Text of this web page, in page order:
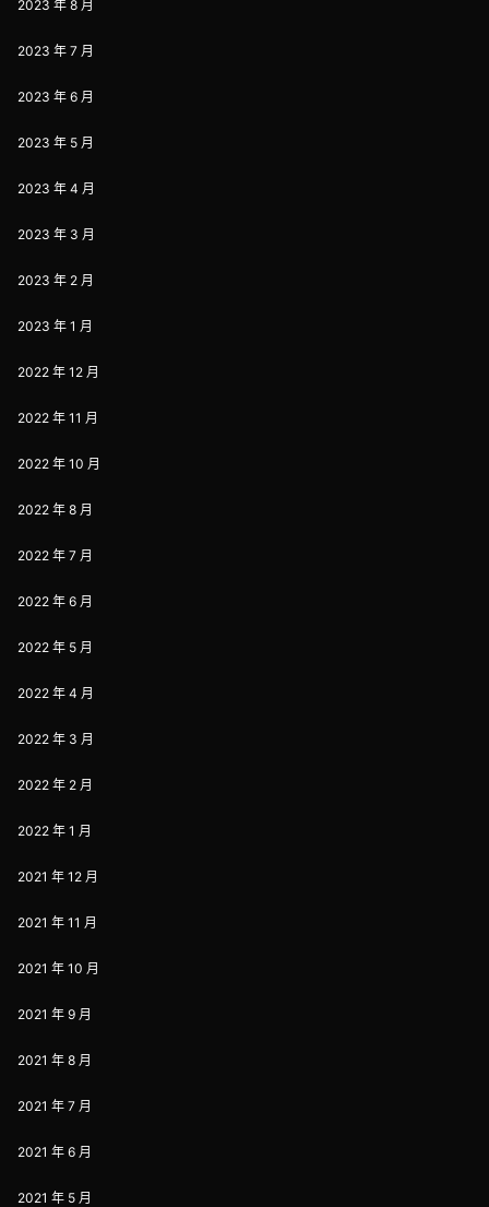
2023 年 8 月
2023 年 7 月
2023 年 6 月
2023 年 5 月
2023 年 4 月
2023 年 3 月
2023 年 2 月
2023 年 1 月
2022 年 12 月
2022 年 11 月
2022 年 10 月
2022 年 8 月
2022 年 7 月
2022 年 6 月
2022 年 5 月
2022 年 4 月
2022 年 3 月
2022 年 2 月
2022 年 1 月
2021 年 12 月
2021 年 11 月
2021 年 10 月
2021 年 9 月
2021 年 8 月
2021 年 7 月
2021 年 6 月
2021 年 5 月